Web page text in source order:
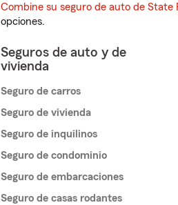
Combine su seguro de auto de State
opciones.
Seguros de auto y de
vivienda
Seguro de carros
Seguro de vivienda
Seguro de inquilinos
Seguro de condominio
Seguro de embarcaciones
Seguro de casas rodantes